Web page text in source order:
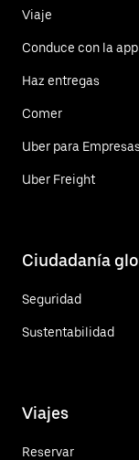
Viaje
Conduce con la
Haz entregas
Comer
Uber para Empresas
Uber Freight
Ciudadanía
Seguridad
Sustentabilidad
Viajes
Reservar